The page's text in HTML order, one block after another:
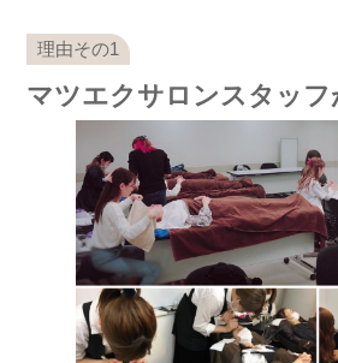
マツエクサロンスタッフ